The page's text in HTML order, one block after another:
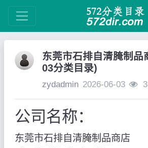
东莞市石排自清腌制品
03分类目录)
zydadmin 2026-06-03
公司名称：
东莞市石排自清腌制品商店